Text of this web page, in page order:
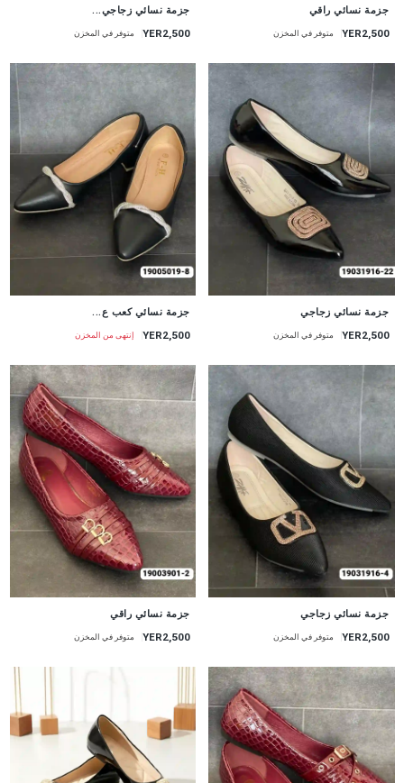
جزمة نسائي راقي
YER2,500 متوفر في المخزن
جزمة نسائي زجاجي...
YER2,500 متوفر في المخزن
جزمة نسائي زجاجي
YER2,500 متوفر في المخزن
جزمة نسائي كعب ع...
YER2,500 إنتهى من المخزن
جزمة نسائي زجاجي
YER2,500 متوفر في المخزن
جزمة نسائي راقي
YER2,500 متوفر في المخزن